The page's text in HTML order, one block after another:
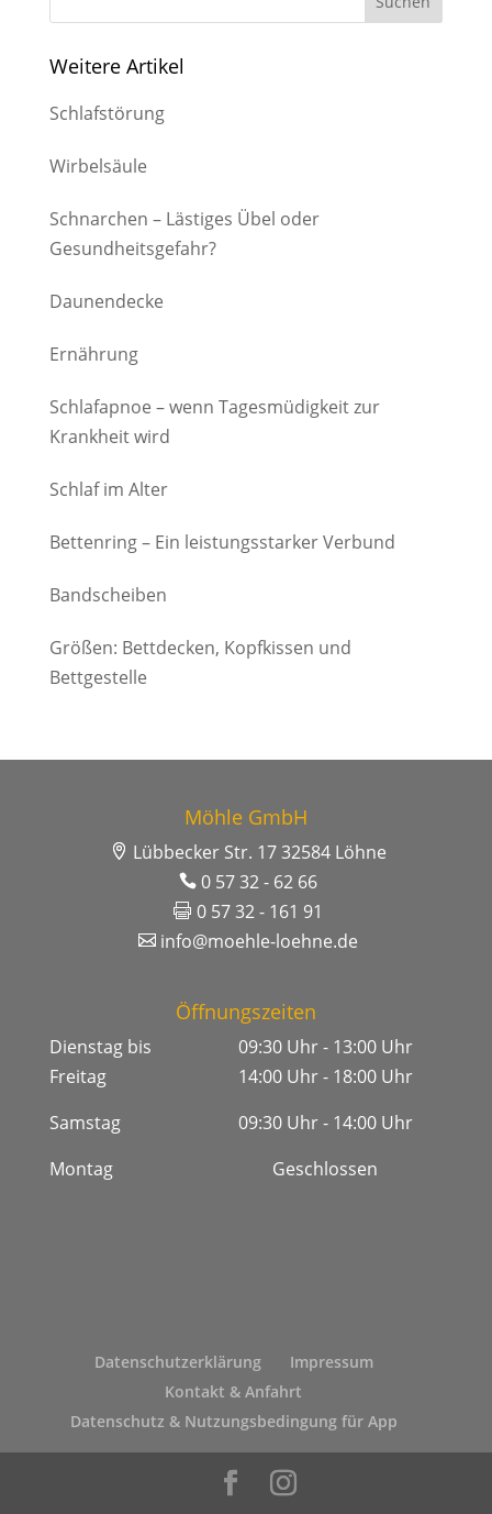
Weitere Artikel
Schlafstörung
Wirbelsäule
Schnarchen – Lästiges Übel oder
Gesundheitsgefahr?
Daunendecke
Ernährung
Schlafapnoe – wenn Tagesmüdigkeit zur
Krankheit wird
Schlaf im Alter
Bettenring – Ein leistungsstarker Verbund
Bandscheiben
Größen: Bettdecken, Kopfkissen und
Bettgestelle
Möhle GmbH
Lübbecker Str. 17 32584 Löhne
0 57 32 - 62 66
0 57 32 - 161 91
info@moehle-loehne.de
Öffnungszeiten
Dienstag bis
Freitag
09:30 Uhr - 13:00 Uhr
14:00 Uhr - 18:00 Uhr
Samstag
09:30 Uhr - 14:00 Uhr
Montag
Geschlossen
Datenschutzerklärung
Impressum
Kontakt & Anfahrt
Datenschutz & Nutzungsbedingung für App